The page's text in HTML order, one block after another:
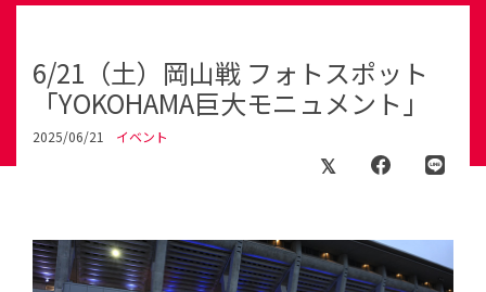
6/21（土）岡山戦 フォトスポット
「YOKOHAMA巨大モニュメント」
2025/06/21 イベント